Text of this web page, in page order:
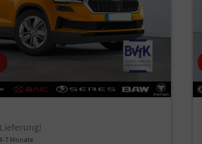
7 Monate